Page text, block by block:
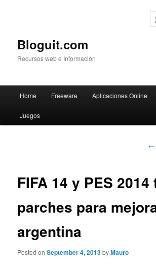
Bloguit.com
Recursos web e Información
Skip
to
Home Freeware Aplicaciones Online
Juegos
←
FIFA 14 y PES 2014
parches para
argentina
Posted onSeptember 4, 2013byMauro